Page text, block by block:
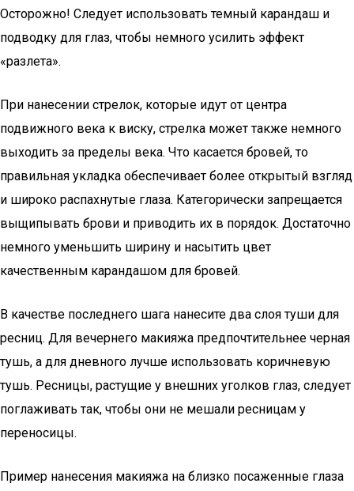
Осторожно! Следует использовать темный карандаш и
подводку для глаз, чтобы немного усилить эффект
«разлета».
При нанесении стрелок, которые идут от центра
подвижного века к виску, стрелка может также немного
выходить за пределы века. Что касается бровей, то
правильная укладка обеспечивает более открытый взгляд
и широко распахнутые глаза. Категорически запрещается
выщипывать брови и приводить их в порядок. Достаточно
немного уменьшить ширину и насытить цвет
качественным карандашом для бровей.
В качестве последнего шага нанесите два слоя туши для
ресниц. Для вечернего макияжа предпочтительнее черная
тушь, а для дневного лучше использовать коричневую
тушь. Ресницы, растущие у внешних уголков глаз, следует
поглаживать так, чтобы они не мешали ресницам у
переносицы.
Пример нанесения макияжа на близко посаженные глаза